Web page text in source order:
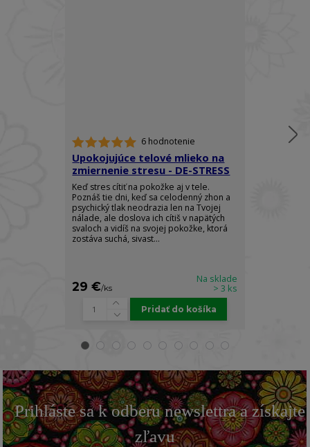
6 hodnotenie
Upokojujúce telové mlieko na
zmiernenie stresu - DE-STRESS
Keď stres cítiť na pokožke aj v tele.
Poznáš tie dni, keď sa celodenný zhon a
psychický tlak neodrazia len na Tvojej
nálade, ale doslova ich cítiš v napätých
svaloch a vidíš na svojej pokožke, ktorá
zostáva suchá, sivast...
29 €/ks
Na sklade
> 3 ks
Pridať do košíka
Prihláste sa k odberu newslettra a získajte
zľavu